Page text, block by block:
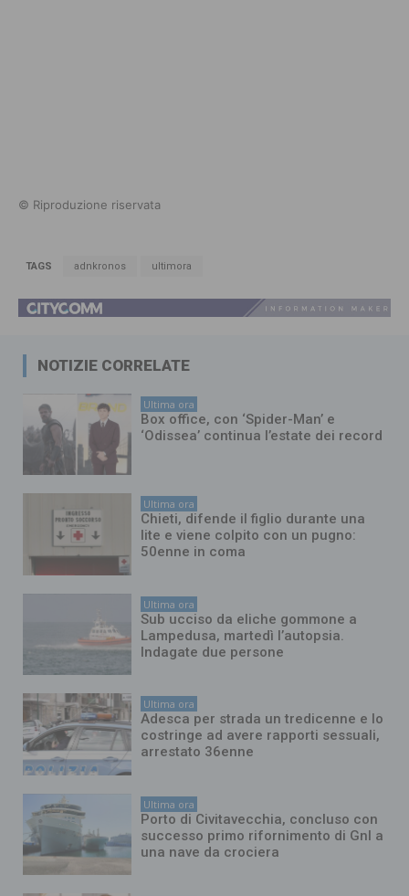
© Riproduzione riservata
TAGS adnkronos ultimora
NOTIZIE CORRELATE
Ultima ora
Box office, con ‘Spider-Man’ e
‘Odissea’ continua l’estate dei record
Ultima ora
Chieti, difende il figlio durante una
lite e viene colpito con un pugno:
50enne in coma
Ultima ora
Sub ucciso da eliche gommone a
Lampedusa, martedì l’autopsia.
Indagate due persone
Ultima ora
Adesca per strada un tredicenne e lo
costringe ad avere rapporti sessuali,
arrestato 36enne
Ultima ora
Porto di Civitavecchia, concluso con
successo primo rifornimento di Gnl a
una nave da crociera